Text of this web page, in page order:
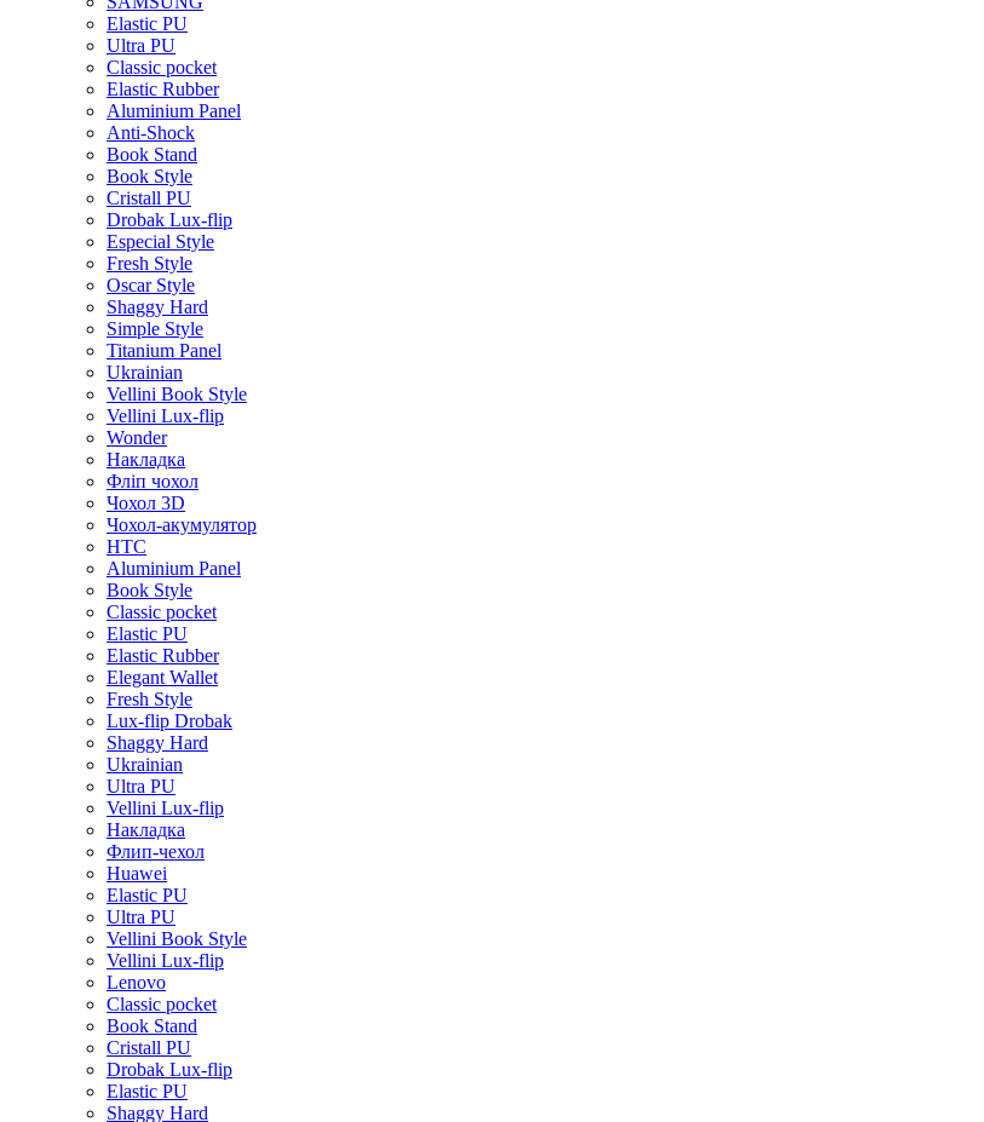
Elastic PU
Ultra PU
Classic pocket
Elastic Rubber
Aluminium Panel
Anti-Shock
Book Stand
Book Style
Cristall PU
Drobak Lux-flip
Especial Style
Fresh Style
Oscar Style
Shaggy Hard
Simple Style
Titanium Panel
Ukrainian
Vellini Book Style
Vellini Lux-flip
Wonder
Накладка
Фліп чохол
Чохол 3D
Чохол-акумулятор
HTC
Aluminium Panel
Book Style
Classic pocket
Elastic PU
Elastic Rubber
Elegant Wallet
Fresh Style
Lux-flip Drobak
Shaggy Hard
Ukrainian
Ultra PU
Vellini Lux-flip
Накладка
Флип-чехол
Huawei
Elastic PU
Ultra PU
Vellini Book Style
Vellini Lux-flip
Lenovo
Classic pocket
Book Stand
Cristall PU
Drobak Lux-flip
Elastic PU
Shaggy Hard